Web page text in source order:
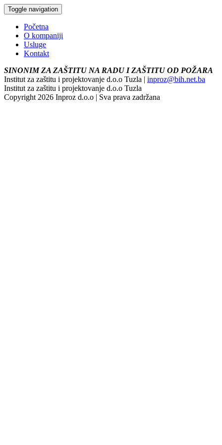
Toggle navigation
Početna
O kompaniji
Usluge
Kontakt
SINONIM ZA ZAŠTITU NA RADU I ZAŠTITU OD POŽARA
Institut za zaštitu i projektovanje d.o.o Tuzla | inproz@bih.net.ba
Institut za zaštitu i projektovanje d.o.o Tuzla
Copyright 2026 Inproz d.o.o | Sva prava zadržana